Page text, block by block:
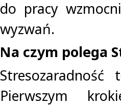
do pracy
wyzwań.
Na czym polega
Pierwszym